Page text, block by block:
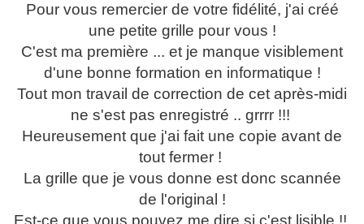
Pour vous remercier de votre fidélité, j'ai créé
une petite grille pour vous !
C'est ma première ... et je manque visiblement
d'une bonne formation en informatique !
Tout mon travail de correction de cet après-midi
ne s'est pas enregistré .. grrrr !!!
Heureusement que j'ai fait une copie avant de
tout fermer !
La grille que je vous donne est donc scannée
de l'original !
Est-ce que vous pouvez me dire si c'est lisible !!